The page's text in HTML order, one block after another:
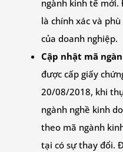
ngành kinh tế mới.
là chính xác và
của doanh nghiệp.
Cập nhật mã
được cấp giấy
20/08/2018, khi
ngành nghề kinh
theo mã ngành
tại có sự thay đổi.